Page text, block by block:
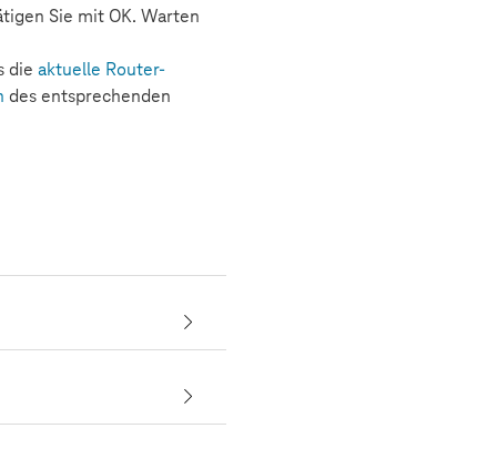
Sie mit OK. Warten
die aktuelle Router-
des entsprechenden